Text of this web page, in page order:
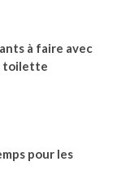
à faire avec
toilette
pour les